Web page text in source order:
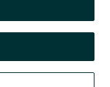
wskazanych powyżej,